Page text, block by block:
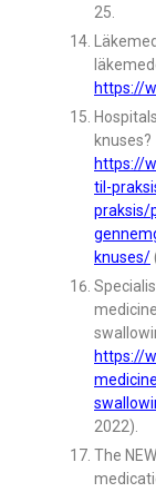
25.
https://
knuses?
https://
til-
praksis/
knuses/
https://
2022).
The